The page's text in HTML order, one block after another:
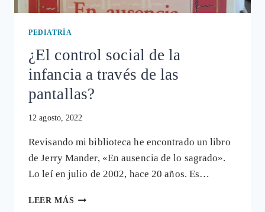
PEDIATRÍA
¿El control social de la
infancia a través de las
pantallas?
12 agosto, 2022
Revisando mi biblioteca he encontrado un libro
de Jerry Mander, «En ausencia de lo sagrado».
Lo leí en julio de 2002, hace 20 años. Es…
LEER MÁS ¿EL